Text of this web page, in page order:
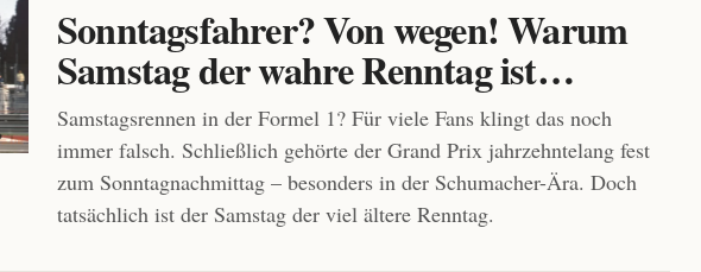
Sonntagsfahrer? Von wegen! Warum
Samstag der wahre Renntag ist…
Samstagsrennen in der Formel 1? Für viele Fans klingt das noch
immer falsch. Schließlich gehörte der Grand Prix jahrzehntelang fest
zum Sonntagnachmittag – besonders in der Schumacher-Ära. Doch
tatsächlich ist der Samstag der viel ältere Renntag.